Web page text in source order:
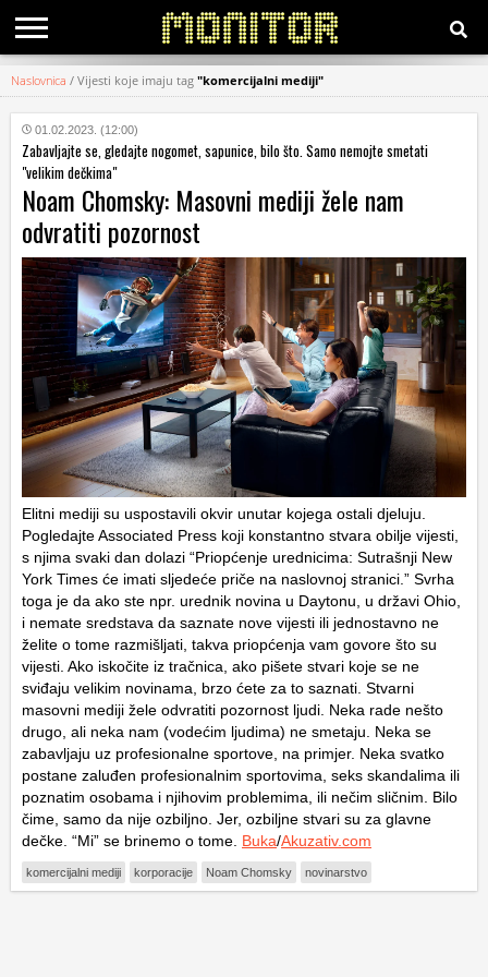
KATEGORIJE
HRVATSKI
WEB
Naslovnica / Vijesti koje imaju tag "komercijalni mediji"
01.02.2023. (12:00)
Zabavljajte se, gledajte nogomet, sapunice, bilo što. Samo nemojte smetati
"velikim dečkima"
Noam Chomsky: Masovni mediji žele nam
odvratiti pozornost
Elitni mediji su uspostavili okvir unutar kojega ostali djeluju.
Pogledajte Associated Press koji konstantno stvara obilje vijesti,
s njima svaki dan dolazi “Priopćenje urednicima: Sutrašnji New
York Times će imati sljedeće priče na naslovnoj stranici.” Svrha
toga je da ako ste npr. urednik novina u Daytonu, u državi Ohio,
i nemate sredstava da saznate nove vijesti ili jednostavno ne
želite o tome razmišljati, takva priopćenja vam govore što su
vijesti. Ako iskočite iz tračnica, ako pišete stvari koje se ne
sviđaju velikim novinama, brzo ćete za to saznati. Stvarni
masovni mediji žele odvratiti pozornost ljudi. Neka rade nešto
drugo, ali neka nam (vodećim ljudima) ne smetaju. Neka se
zabavljaju uz profesionalne sportove, na primjer. Neka svatko
postane zaluđen profesionalnim sportovima, seks skandalima ili
poznatim osobama i njihovim problemima, ili nečim sličnim. Bilo
čime, samo da nije ozbiljno. Jer, ozbiljne stvari su za glavne
dečke. “Mi” se brinemo o tome. Buka/Akuzativ.com
komercijalni mediji korporacije Noam Chomsky novinarstvo